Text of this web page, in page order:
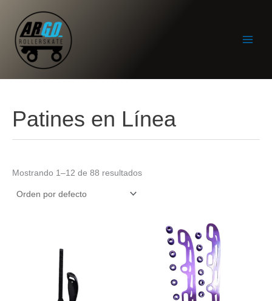
contenido
Patines en Línea
Mostrando 1–12 de 88 resultados